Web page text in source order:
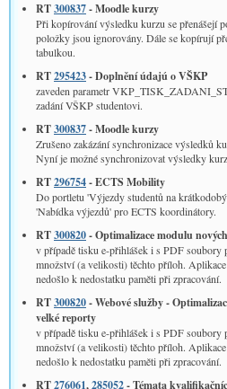
RT300837- Moodle kurzy
Při kopírování výsledku kurzu se přenášejí
položky jsou ignorovány. Dále se kopírují
tabulkou.
RT295423- Doplnění údajú o VŠKP
zaveden parametr
zadání VŠKP studentovi.
RT300837- Moodle kurzy
Zrušeno zakázání synchronizace výsledků
Nyní je možné synchronizovat výsledky
RT296754- ECTS Mobility
Do portletu 'Výjezdy studentů na
'Nabídka výjezdů' pro ECTS koordinátory.
RT300820- Optimalizace modulu
v případě tisku e-přihlášek i s PDF
množství (a velikosti) těchto příloh.
nedošlo k nedostatku paměti při zpracování.
RT300820- Webové služby -
velké reporty
v případě tisku e-přihlášek i s PDF
množství (a velikosti) těchto příloh.
nedošlo k nedostatku paměti při zpracování.
RT276061,285052- Témata